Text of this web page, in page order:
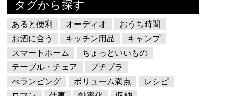
タグから探す
あると便利 オーディオ
おうち時間
お酒に合う
キッチン用品
キャンプ
スマートホーム
ちょっといいもの
テーブル・チェア
プチプラ
べランピング
ボリューム満点
レシピ